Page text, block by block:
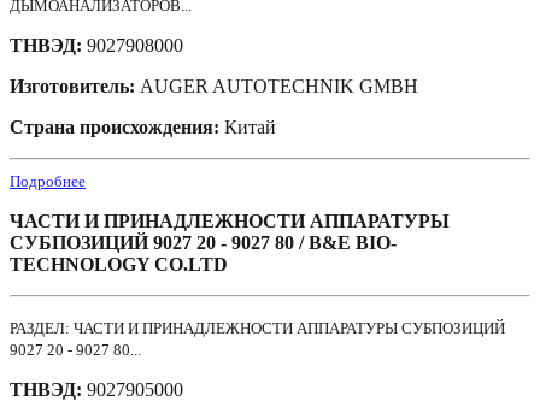
ДЫМОАНАЛИЗАТОРОВ...
ТНВЭД: 9027908000
Изготовитель: AUGER AUTOTECHNIK GMBH
Страна происхождения: Китай
Подробнее
ЧАСТИ И ПРИНАДЛЕЖНОСТИ АППАРАТУРЫ
СУБПОЗИЦИЙ 9027 20 - 9027 80 / B&E BIO-
TECHNOLOGY CO.LTD
РАЗДЕЛ: ЧАСТИ И ПРИНАДЛЕЖНОСТИ АППАРАТУРЫ СУБПОЗИЦИЙ
9027 20 - 9027 80...
ТНВЭД: 9027905000